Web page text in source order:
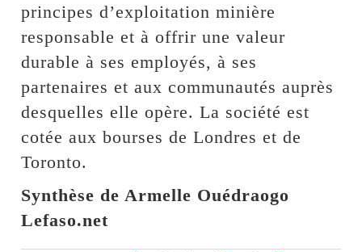
principes d’exploitation minière
responsable et à offrir une valeur
durable à ses employés, à ses
partenaires et aux communautés auprès
desquelles elle opère. La société est
cotée aux bourses de Londres et de
Toronto.
Synthèse de Armelle Ouédraogo
Lefaso.net